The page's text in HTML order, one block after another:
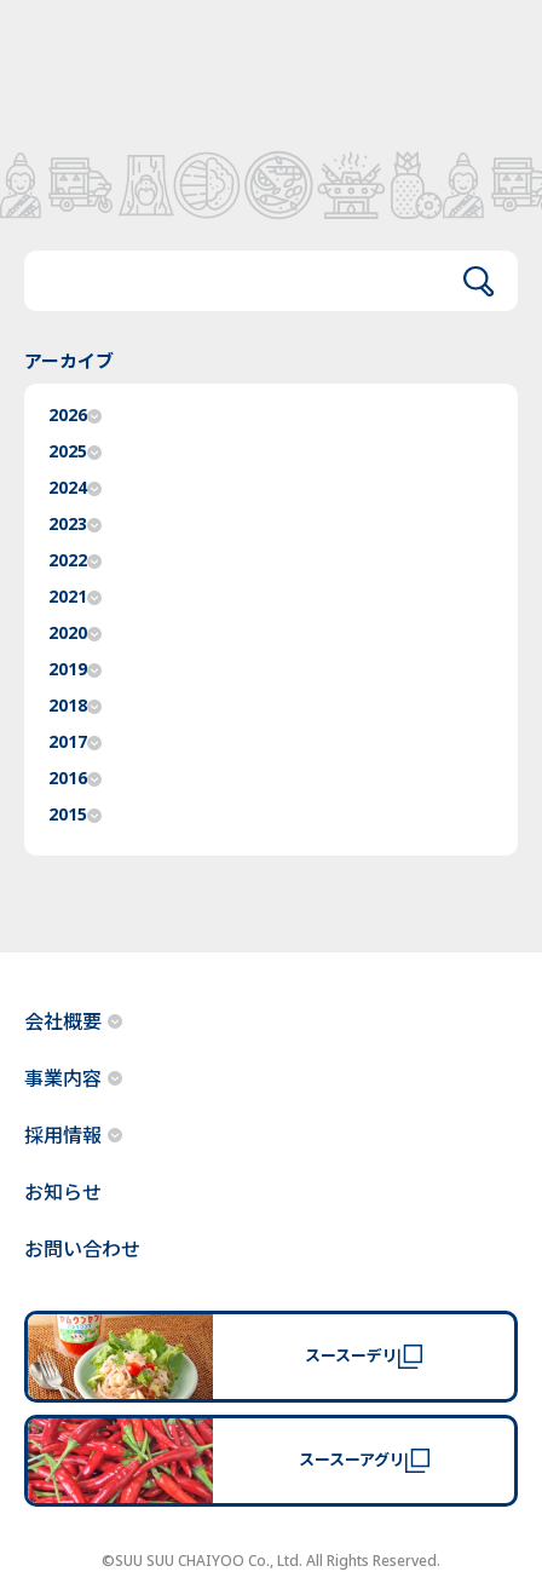
アーカイブ
2026
2025
2024
2023
2022
2021
2020
2019
2018
2017
2016
2015
会社概要
事業内容
採用情報
お知らせ
お問い合わせ
スースーデリ
スースーアグリ
©SUU SUU CHAIYOO Co., Ltd. All Rights Reserved.